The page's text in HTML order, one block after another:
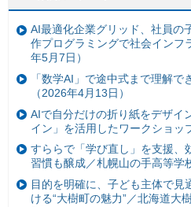
AI最適化企業グリッド、社員の
作プログラミングで社会インフ
年5月7日）
「数学AI」で途中式まで理解
（2026年4月13日）
AIで自分だけの折り紙をデザイ
イン」を活用したワークショッ
すららで「学び直し」を支援、
習慣も醸成／札幌山の手高等学
目的を明確に、子ども主体で
ける“大樹町の魅力”／北海道大